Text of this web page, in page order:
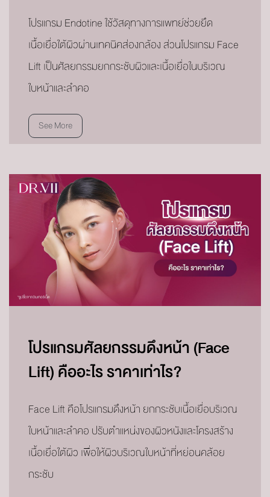
โปรแกรม Endotine ใช้วัสดุทางการแพทย์ช่วยยึด
เนื้อเยื่อใต้ผิวผ่านเทคนิคส่องกล้อง ส่วนโปรแกรม Face
Lift เป็นศัลยกรรมยกกระชับผิวและเนื้อเยื่อในบริเวณ
ใบหน้าและลำคอ
See More
โปรแกรมศัลยกรรมดึงหน้า (Face
Lift) คืออะไร ราคาเท่าไร?
Face Lift คือโปรแกรมดึงหน้า ยกกระชับเนื้อเยื่อบริเวณ
ใบหน้าและลำคอ ปรับตำแหน่งของผิวหนังและโครงสร้าง
เนื้อเยื่อใต้ผิว เพื่อให้ผิวบริเวณใบหน้าที่หย่อนคล้อย
กระชับ